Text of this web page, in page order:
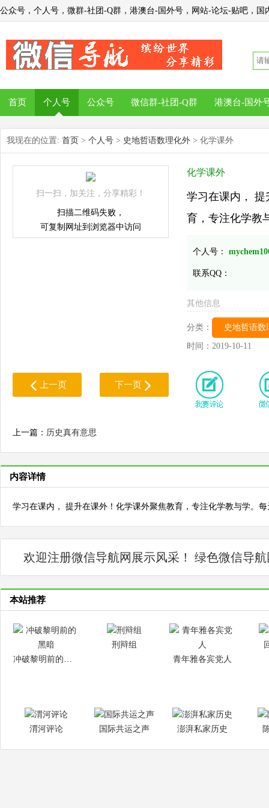
公众号，个人号，微群-社团-Q群，港澳台-国外号，网站-论坛-贴吧，
首页 个人号 公众号 微信群-社团-Q群 港澳台-国外
我现在的位置: 首页 > 个人号 > 史地哲语数理化外 > 化学课外
扫一扫，加关注，分享精彩！
扫描二维码失败，
可复制网址到浏览器中访问
化学课外
学习在课内，
育，专注化学教
个人号：
联系QQ：
其他信息
分类： 史地哲语数
时间： 2019-10-11
上一页 下一页
上一篇： 历史真有意思
内容详情
学习在课内， 提升在课外！化学课外聚焦教育，专注化学教与学。
欢迎注册微信导航网展示风采！ 绿色微信导
本站推荐
冲破黎明前的黑暗
刑辩组
青年雅各宾党人
渭河评论 国际共运之声 澎湃私家历史